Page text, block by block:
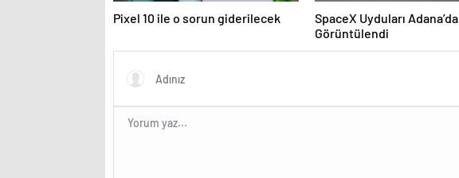
Pixel 10 ile o sorun giderilecek
SpaceX Uyduları Adana’da
Görüntülendi